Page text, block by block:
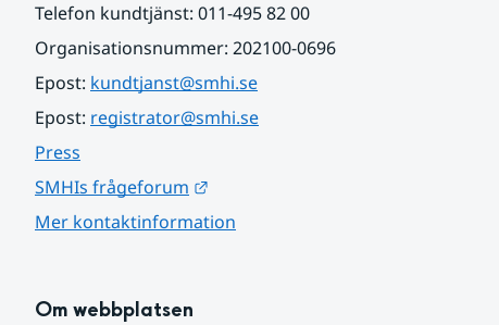
Telefon kundtjänst: 011-495 82 00
Organisationsnummer: 202100-0696
Epost: kundtjanst@smhi.se
Epost: registrator@smhi.se
Press
SMHIs frågeforum
Mer kontaktinformation
Om webbplatsen